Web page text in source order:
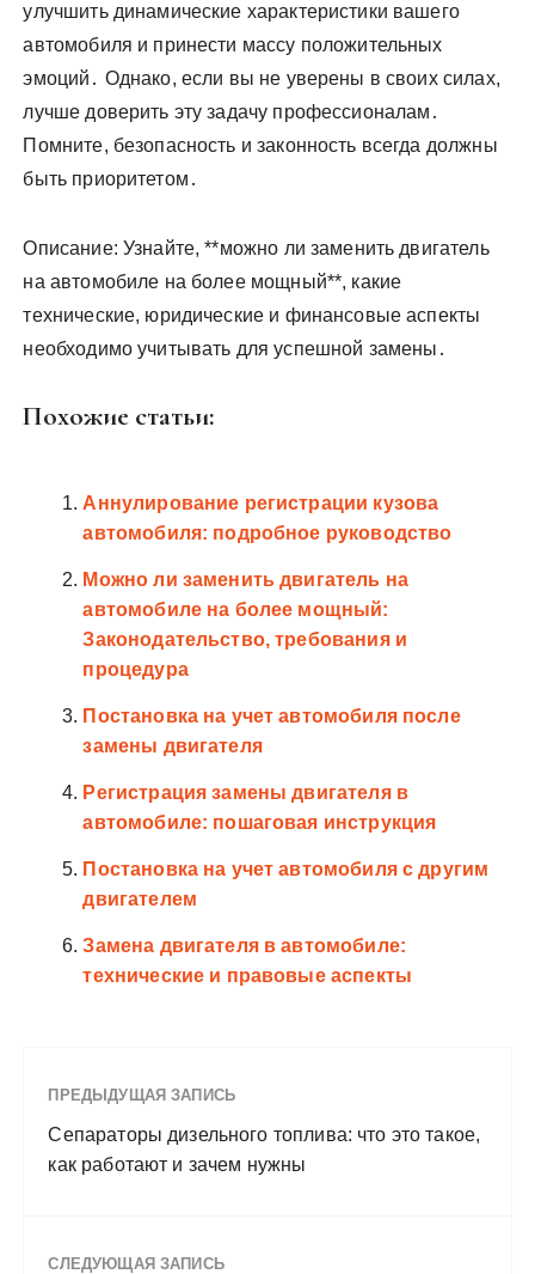
улучшить динамические характеристики вашего
автомобиля и принести массу положительных
эмоций․ Однако, если вы не уверены в своих силах,
лучше доверить эту задачу профессионалам․
Помните, безопасность и законность всегда должны
быть приоритетом․
Описание: Узнайте, **можно ли заменить двигатель
на автомобиле на более мощный**, какие
технические, юридические и финансовые аспекты
необходимо учитывать для успешной замены․
Похожие статьи:
Аннулирование регистрации кузова
автомобиля: подробное руководство
Можно ли заменить двигатель на
автомобиле на более мощный:
Законодательство, требования и
процедура
Постановка на учет автомобиля после
замены двигателя
Регистрация замены двигателя в
автомобиле: пошаговая инструкция
Постановка на учет автомобиля с другим
двигателем
Замена двигателя в автомобиле:
технические и правовые аспекты
ПРЕДЫДУЩАЯ ЗАПИСЬ
Сепараторы дизельного топлива: что это такое,
как работают и зачем нужны
СЛЕДУЮЩАЯ ЗАПИСЬ